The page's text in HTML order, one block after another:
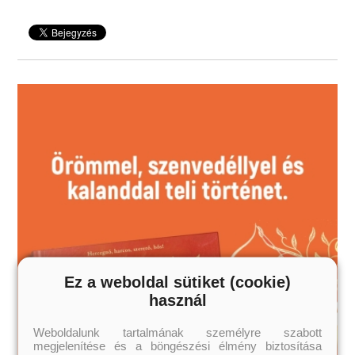
Ez a weboldal sütiket (cookie)
használ
Weboldalunk tartalmának személyre szabott
megjelenítése és a böngészési élmény biztosítása